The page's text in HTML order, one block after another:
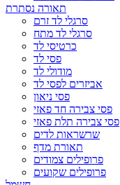
תאורה נסתרת
סרגלי לד זרם
סרגלי לד מתח
כרטיסי לד
פסי לד
מודולי לד
אביזרים לפסי לד
פסי ניאון
פסי צבירה חד פאזי
פסי צבירה תלת פאזי
שרשראות לדים
תאורת מדף
פרופילים צמודים
פרופילים שקועים